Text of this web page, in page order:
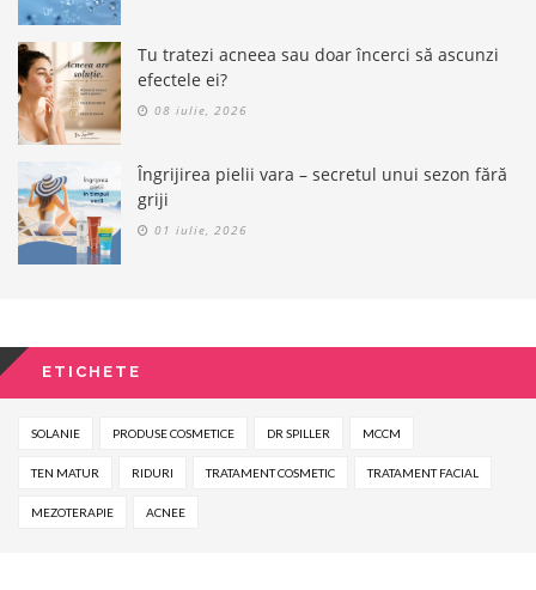
Tu tratezi acneea sau doar încerci să ascunzi
efectele ei?
08 iulie, 2026
Îngrijirea pielii vara – secretul unui sezon fără
griji
01 iulie, 2026
ETICHETE
SOLANIE PRODUSE COSMETICE DR SPILLER MCCM
TEN MATUR RIDURI TRATAMENT COSMETIC TRATAMENT FACIAL
MEZOTERAPIE ACNEE